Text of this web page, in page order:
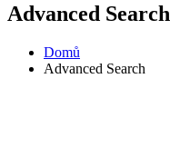
Advanced Search
Domů
Advanced Search